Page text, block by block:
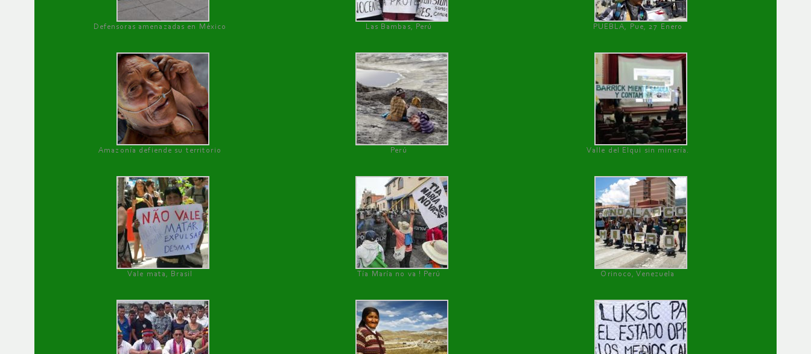
Defensoras amenazadas en México Las Bambas, Perú PUEBLA, Pue, 27 Enero
Amazonía defiende su territorio Perú Valle del Elqui sin minería.
Vale mata, Brasil Tía María no va ! Perú Orinoco, Venezuela